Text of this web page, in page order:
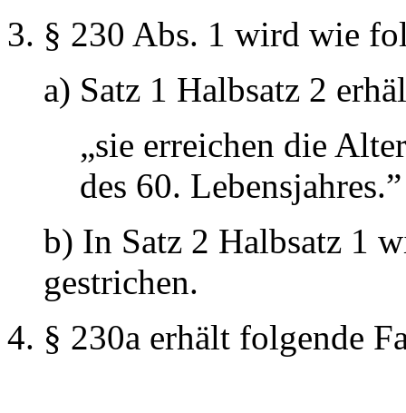
§ 230 Abs. 1 wird wie
a) Satz 1 Halbsatz 2
„sie erreichen die
des 60. Lebensjahres.”
b) In Satz 2 Halbsatz 1
gestrichen.
§ 230a erhält folgende